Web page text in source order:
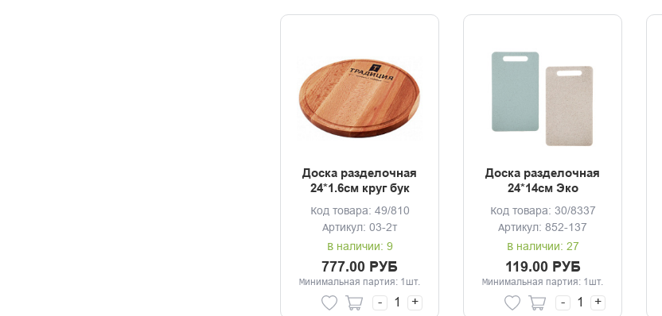
Доска разделочная
24*1.6см круг бук
Традиция
Код товара: 49/810
Артикул: 03-2т
В наличии: 9
777.00 РУБ
Минимальная партия: 1шт.
- +
Доска разделочная
24*14см Эко
Код товара: 30/8337
Артикул: 852-137
В наличии: 27
119.00 РУБ
Минимальная партия: 1шт.
- +